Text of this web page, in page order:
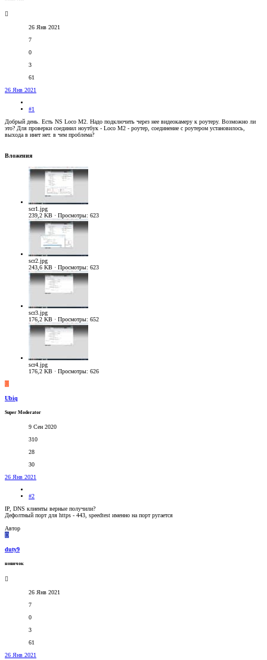
26 Янв 2021
7
0
3
61
26 Янв 2021
#1
Добрый день. Есть NS Loco M2. Надо подключить через нее видеокамеру к роутеру. Возможно ли
это? Для проверки соединил ноутбук - Loco M2 - роутер, соединение с роутером установилось,
выхода в инет нет. в чем проблема?
Вложения
scr1.jpg
239,2 KB · Просмотры: 623
scr2.jpg
243,6 KB · Просмотры: 623
scr3.jpg
176,2 KB · Просмотры: 652
scr4.jpg
176,2 KB · Просмотры: 626
U
Ubiq
Super Moderator
9 Сен 2020
310
28
30
26 Янв 2021
#2
IP, DNS клиенты верные получили?
Дефолтный порт для https - 443, speedtest именно на порт ругается
Автор
D
duty9
новичок
26 Янв 2021
7
0
3
61
26 Янв 2021